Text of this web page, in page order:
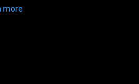
more